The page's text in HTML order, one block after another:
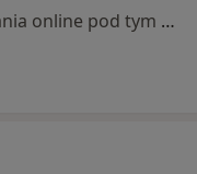
Specjalista nie oferuje umawiania online pod tym adresem.